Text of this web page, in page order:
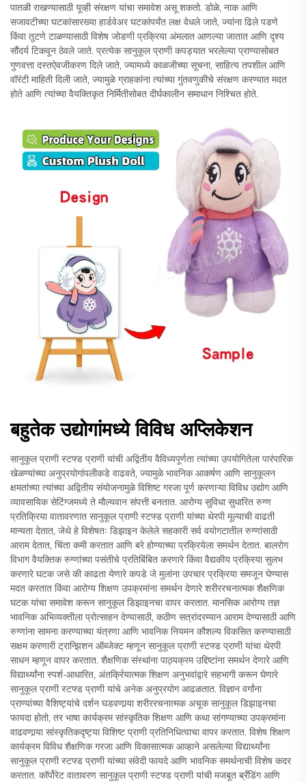
पातळी राखण्यासाठी यूव्ही संरक्षण यांचा समावेश असू शकतो. डोळे, नाक आणि
सजावटीच्या घटकांसारख्या हार्डवेअर घटकांपर्यंत लक्ष वेधले जाते, ज्यांना ढिले पडणे
किंवा तुटणे टाळण्यासाठी विशेष जोडणी प्रक्रिया अंमलात आणल्या जातात आणि दृश्य
सौंदर्य टिकवून ठेवले जाते. प्रत्येक सानुकूल प्राणी कपड्यात भरलेल्या प्राण्यासोबत
गुणवत्ता दस्तऐवजीकरण दिले जाते, ज्यामध्ये काळजीच्या सूचना, साहित्य तपशील आणि
वॉरंटी माहिती दिली जाते, ज्यामुळे ग्राहकांना त्यांच्या गुंतवणुकीचे संरक्षण करण्यात मदत
होते आणि त्यांच्या वैयक्तिकृत निर्मितीसोबत दीर्घकालीन समाधान निश्चित होते.
बहुतेक उद्योगांमध्ये विविध अप्लिकेशन
सानुकूल प्राणी स्टफ्ड प्राणी यांची अद्वितीय वैविध्यपूर्णता त्यांच्या उपयोगितेला पारंपारिक
खेळण्यांच्या अनुप्रयोगांपलीकडे वाढवते, ज्यामुळे भावनिक आकर्षण आणि सानुकूलन
क्षमतांच्या त्यांच्या अद्वितीय संयोजनामुळे विशिष्ट गरजा पूर्ण करणाऱ्या विविध उद्योग आणि
व्यावसायिक सेटिंग्जमध्ये ते मौल्यवान संपत्ती बनतात. आरोग्य सुविधा सुधारित रुग्ण
प्रतिक्रिया वातावरणात सानुकूल प्राणी स्टफ्ड प्राणी यांच्या थेरपी मूल्याची वाढती
मान्यता देतात, जेथे हे विशेषतः डिझाइन केलेले सहकारी सर्व वयोगटातील रुग्णांसाठी
आराम देतात, चिंता कमी करतात आणि बरे होण्याच्या प्रक्रियेला समर्थन देतात. बालरोग
विभाग वैयक्तिक रुग्णांच्या पसंतीचे प्रतिबिंबित करणारे किंवा वैद्यकीय प्रक्रिया सुलभ
करणारे घटक जसे की काढता येणारे कपडे जे मुलांना उपचार प्रक्रिया समजून घेण्यास
मदत करतात किंवा आरोग्य शिक्षण उपक्रमांना समर्थन देणारे शरीररचनात्मक शैक्षणिक
घटक यांचा समावेश करून सानुकूल डिझाइनचा वापर करतात. मानसिक आरोग्य तज्ञ
भावनिक अभिव्यक्तीला प्रोत्साहन देण्यासाठी, कठीण सत्रांदरम्यान आराम देण्यासाठी आणि
रुग्णांना सामना करण्याच्या यंत्रणा आणि भावनिक नियमन कौशल्य विकसित करण्यासाठी
सक्षम करणारी ट्रान्झिशन ऑब्जेक्ट म्हणून सानुकूल प्राणी स्टफ्ड प्राणी यांचा थेरपी
साधन म्हणून वापर करतात. शैक्षणिक संस्थांना पाठ्यक्रम उद्दिष्टांना समर्थन देणारे आणि
विद्यार्थ्यांना स्पर्श-आधारित, अंतर्क्रियात्मक शिक्षण अनुभवांद्वारे सहभागी करून घेणारे
सानुकूल प्राणी स्टफ्ड प्राणी यांचे अनेक अनुप्रयोग आढळतात. विज्ञान वर्गांना
प्राण्यांच्या वैशिष्ट्यांचे दर्शन घडवणार्‍या शरीररचनात्मक अचूक सानुकूल डिझाइनचा
फायदा होतो, तर भाषा कार्यक्रम सांस्कृतिक शिक्षण आणि कथा सांगण्याच्या उपक्रमांना
वाढवणार्‍या सांस्कृतिकदृष्ट्या विशिष्ट प्राणी प्रतिनिधित्वाचा वापर करतात. विशेष शिक्षण
कार्यक्रम विविध शैक्षणिक गरजा आणि विकासात्मक आव्हाने असलेल्या विद्यार्थ्यांना
सानुकूल प्राणी स्टफ्ड प्राणी यांच्या संवेदी फायदे आणि भावनिक समर्थनाची विशेष कदर
करतात. कॉर्पोरेट वातावरण सानुकूल प्राणी स्टफ्ड प्राणी यांची मजबूत ब्रँडिंग आणि